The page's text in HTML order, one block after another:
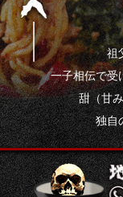
祖
一子相伝で受
甜（甘
独自